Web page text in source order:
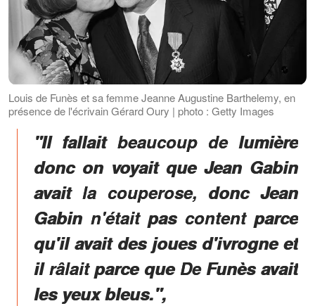
Louis de Funès et sa femme Jeanne Augustine Barthelemy, en
présence de l'écrivain Gérard Oury | photo : Getty Images
"Il fallait beaucoup de lumière
donc on voyait que Jean Gabin
avait la couperose, donc Jean
Gabin n'était pas content parce
qu'il avait des joues d'ivrogne et
il râlait parce que De Funès avait
les yeux bleus.",